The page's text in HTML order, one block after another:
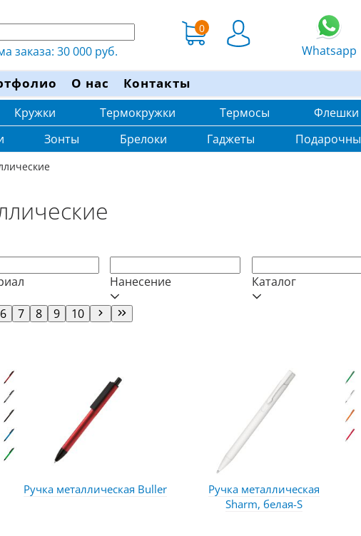
заказа: 30 000 руб.
0
Whatsapp
О нас Контакты
Кружки Термокружки Термосы Флешки
Зонты Брелоки Гаджеты
Нанесение Каталог
6 7 8 9
10
Ручка металлическая Buller
Ручка металлическая
Sharm, белая-S